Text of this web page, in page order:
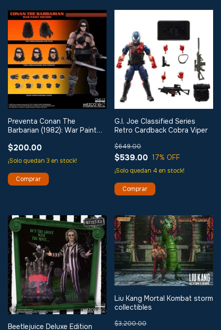
Preventa Conan The
Barbarian (1982): War Paint
$200.00
¡Solo quedan 3 en stock!
G.I. Joe Classified Series
Retro Cardback Cobra Viper
$539.00
$649.00
17% OFF
¡Solo quedan 4 en stock!
Beetlejuice Deluxe Edition
Liu Kang Mortal Kombat storm
collectibles
$3,200.00